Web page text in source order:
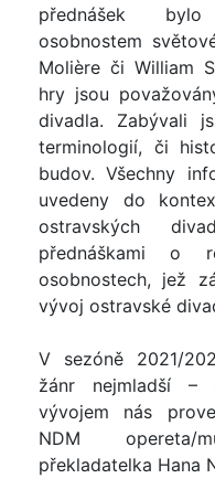
přednášek
osobnostem
Molière či William
hry jsou
divadla. Zabývali
terminologií, či
budov. Všechny
uvedeny do
ostravských
přednáškami o
osobnostech, jež
vývoj ostravské
V sezóně 2021/
žánr nejmladší –
vývojem nás
NDM opereta/
překladatelka Hana